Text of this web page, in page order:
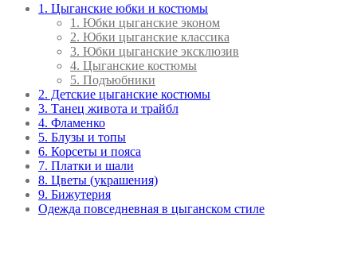
1. Цыганские юбки и костюмы
1. Юбки цыганские эконом
2. Юбки цыганские классика
3. Юбки цыганские эксклюзив
4. Цыганские костюмы
5. Подъюбники
2. Детские цыганские костюмы
3. Танец живота и трайбл
4. Фламенко
5. Блузы и топы
6. Корсеты и пояса
7. Платки и шали
8. Цветы (украшения)
9. Бижутерия
Одежда повседневная в цыганском стиле